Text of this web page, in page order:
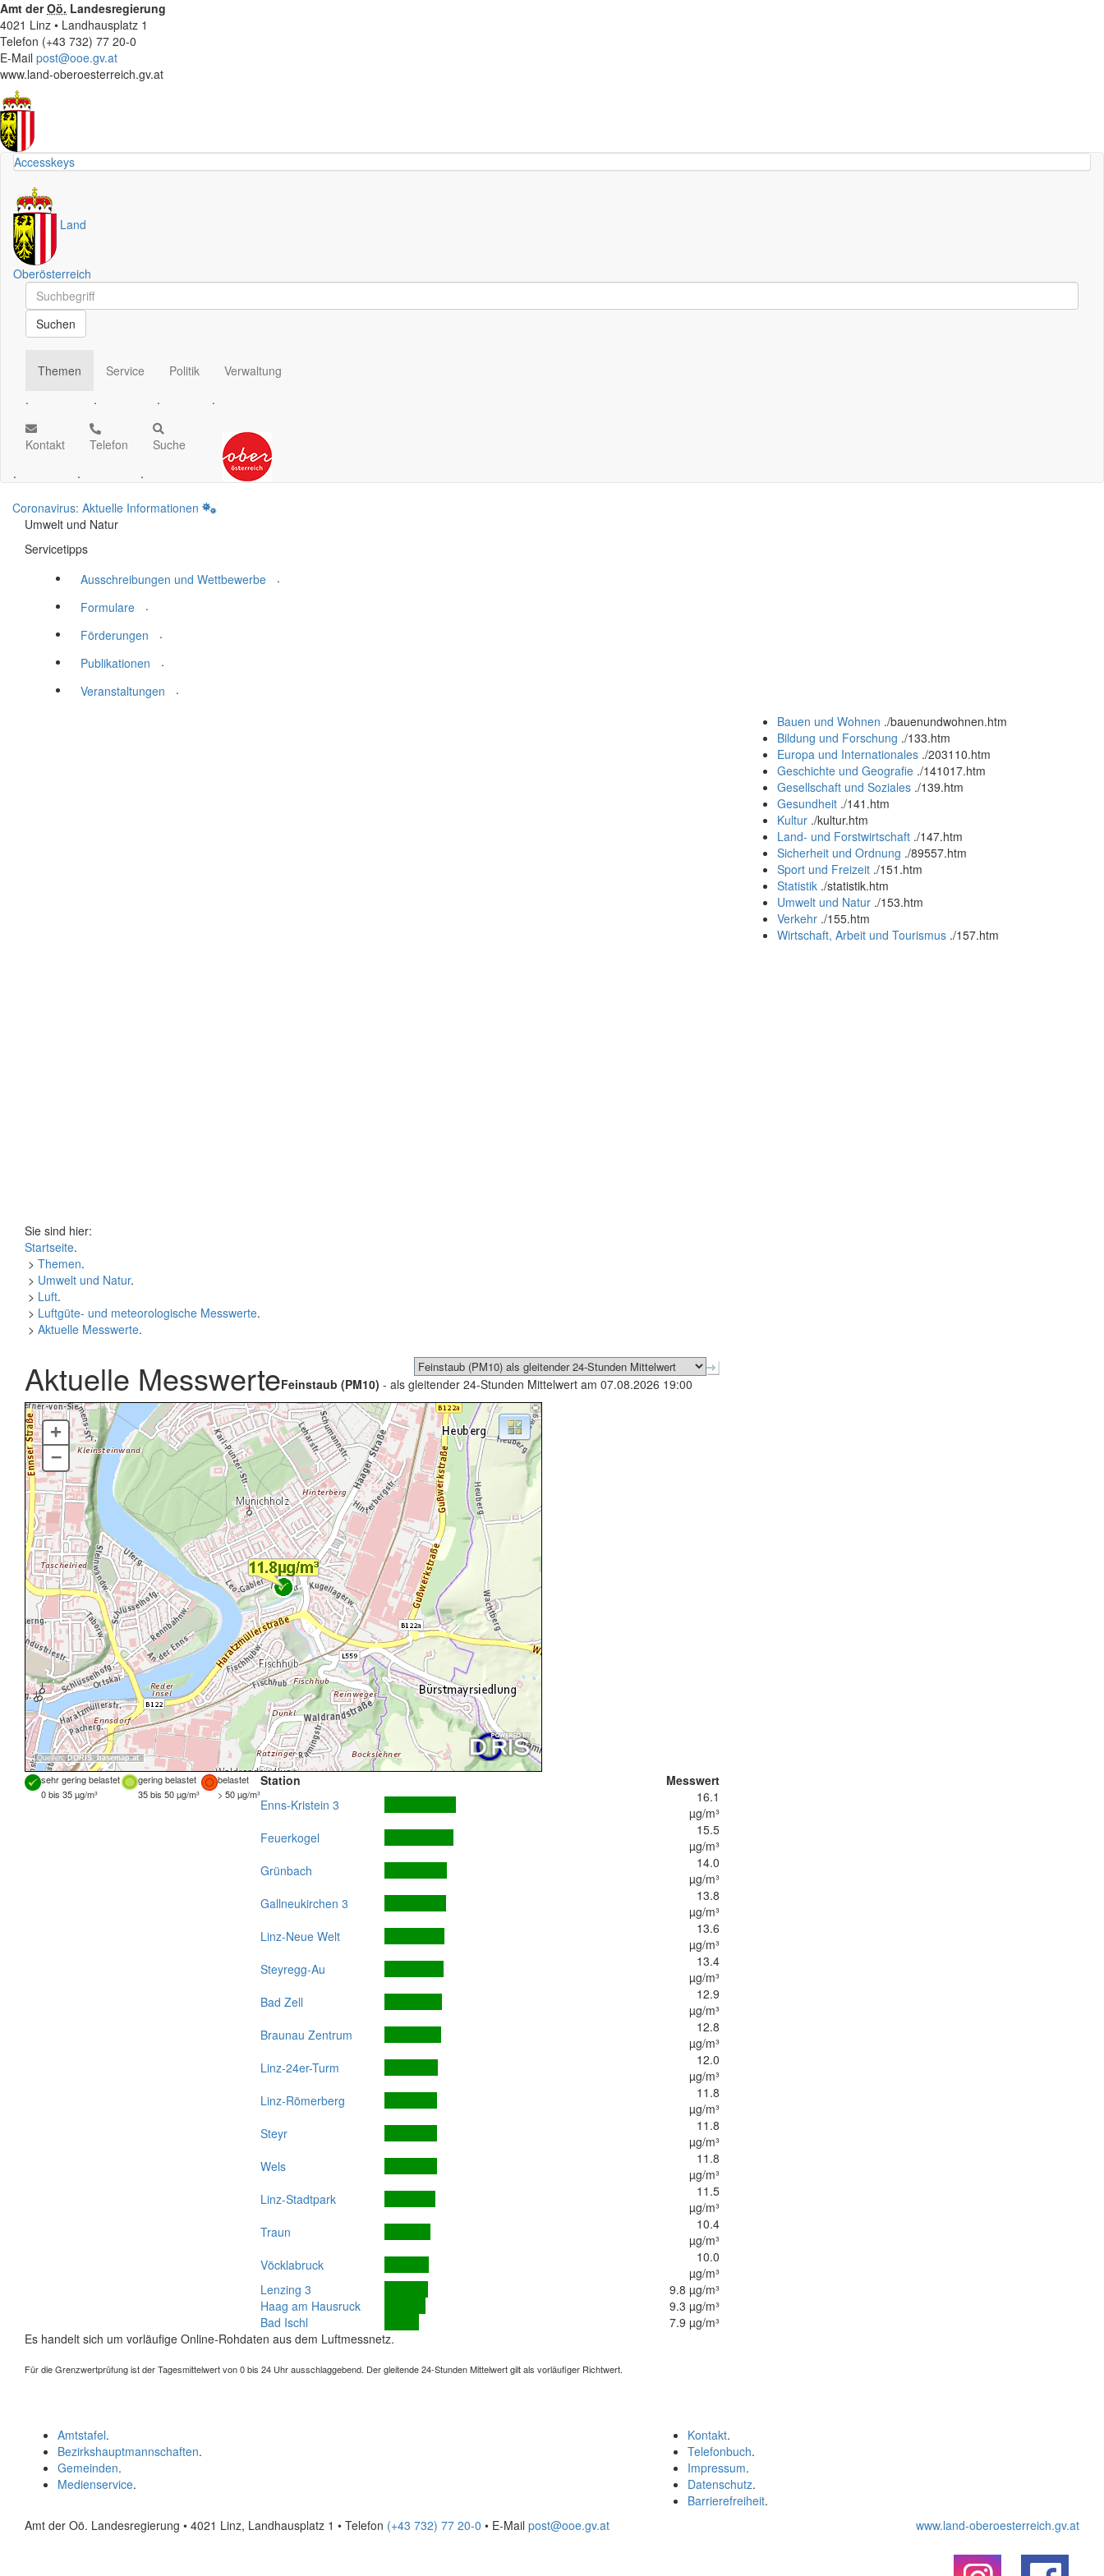
Amt derOö. Landesregierung
4021 Linz • Landhausplatz 1
Telefon (+43 732) 77 20-0
E-Mail post@ooe.gv.at
www.land-oberoesterreich.gv.at
Accesskeys
Land
Oberösterreich
Schnellsuche
Schnellsuche
Suchen
Themen
.
Service
.
Politik
.
Verwaltung
.
Kontakt
.
Telefon
.
Suche
.
Coronavirus: Aktuelle Informationen
Umwelt und Natur
Servicetipps
Ausschreibungen und Wettbewerbe
.
Formulare
.
Förderungen
.
Publikationen
.
Veranstaltungen
.
Bauen und Wohnen ./bauenundwohnen.htm
Bildung und Forschung ./133.htm
Europa und Internationales ./203110.htm
Geschichte und Geografie ./141017.htm
Gesellschaft und Soziales ./139.htm
Gesundheit ./141.htm
Kultur ./kultur.htm
Land- und Forstwirtschaft ./147.htm
Sicherheit und Ordnung ./89557.htm
Sport und Freizeit ./151.htm
Statistik ./statistik.htm
Umwelt und Natur ./153.htm
Verkehr ./155.htm
Wirtschaft, Arbeit und Tourismus ./157.htm
Sie sind hier:
Startseite.
> Themen.
> Umwelt und Natur.
> Luft.
> Luftgüte- und meteorologische Messwerte.
> Aktuelle Messwerte.
Aktuelle MesswerteFeinstaub (PM10) - als gleitender 24-Stunden Mittelwert am 07.08.2026 19:00
Quellen:DORIS, basemap.at
+
–
sehr gering belastet gering belastet
belastet
0 bis 35 µg/m³
35 bis 50 µg/m³ > 50 µg/m³
Station
Messwert
Enns-Kristein 3
16.1
µg/m³
Feuerkogel
15.5
µg/m³
Grünbach
14.0
µg/m³
Gallneukirchen 3
13.8
µg/m³
Linz-Neue Welt
13.6
µg/m³
Steyregg-Au
13.4
µg/m³
Bad Zell
12.9
µg/m³
Braunau Zentrum
12.8
µg/m³
Linz-24er-Turm
12.0
µg/m³
Linz-Römerberg
11.8
µg/m³
Steyr
11.8
µg/m³
Wels
11.8
µg/m³
Linz-Stadtpark
11.5
µg/m³
Traun
10.4
µg/m³
Vöcklabruck
10.0
µg/m³
Lenzing 3
9.8 µg/m³
Haag am Hausruck
9.3 µg/m³
Bad Ischl
7.9 µg/m³
Es handelt sich um vorläufige Online-Rohdaten aus dem Luftmessnetz.
Für die Grenzwertprüfung ist der Tagesmittelwert von 0 bis 24 Uhr ausschlaggebend. Der gleitende 24-Stunden Mittelwert gilt als vorläufiger Richtwert.
Kontakt.
Telefonbuch.
Impressum.
Datenschutz.
Barrierefreiheit.
Amtstafel.
Bezirkshauptmannschaften.
Gemeinden.
Medienservice.
Amt der Oö. Landesregierung • 4021 Linz, Landhausplatz 1 • Telefon (+43 732) 77 20-0 • E-Mail post@ooe.gv.at www.land-oberoesterreich.gv.at